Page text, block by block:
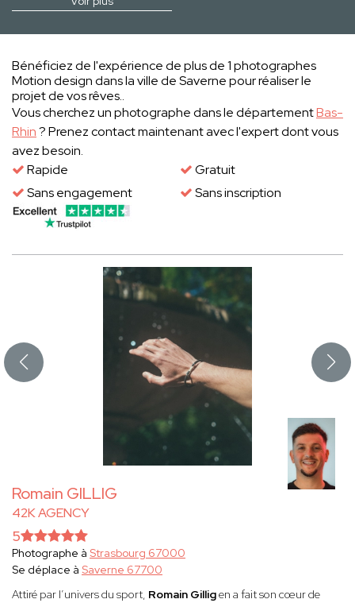
Bénéficiez de l'expérience de plus de 1 photographes
Motion design dans la ville de Saverne pour réaliser le
projet de vos rêves..
Vous cherchez un photographe dans le départementBas-
Rhin? Prenez contact maintenant avec l'expert dont vous
avez besoin.
Rapide
Gratuit
Sans engagement
Sans inscription
Romain GILLIG
42K AGENCY
5
Photographe à Strasbourg 67000
Se déplace à Saverne 67700
Attiré par l’univers du sport, Romain Gilligen a fait son cœur de